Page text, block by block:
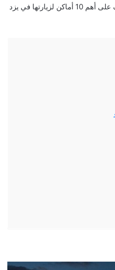
الجدد إلى المدينة، يُنصح بالتعرف على أهم 10 أماكن لزيارتها في يزد